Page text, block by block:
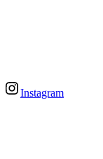
Instagram